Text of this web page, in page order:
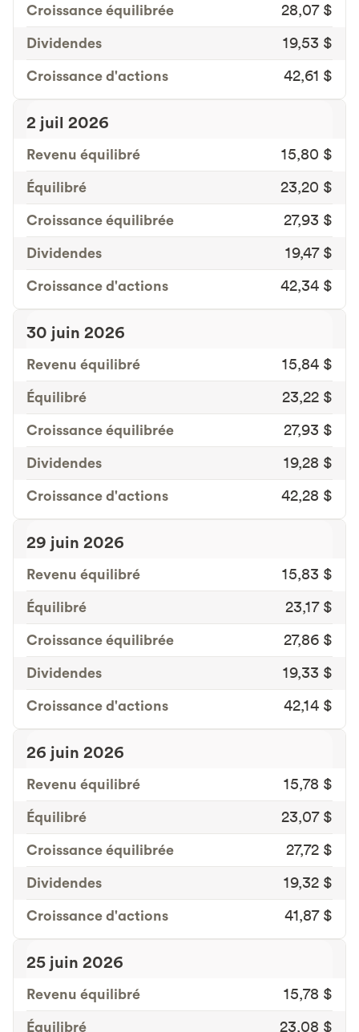
Croissance équilibrée
28,07 $
Dividendes
19,53 $
Croissance d'actions
42,61 $
2 juil 2026
Revenu équilibré
15,80 $
Équilibré
23,20 $
Croissance équilibrée
27,93 $
Dividendes
19,47 $
Croissance d'actions
42,34 $
30 juin 2026
Revenu équilibré
15,84 $
Équilibré
23,22 $
Croissance équilibrée
27,93 $
Dividendes
19,28 $
Croissance d'actions
42,28 $
29 juin 2026
Revenu équilibré
15,83 $
Équilibré
23,17 $
Croissance équilibrée
27,86 $
Dividendes
19,33 $
Croissance d'actions
42,14 $
26 juin 2026
Revenu équilibré
15,78 $
Équilibré
23,07 $
Croissance équilibrée
27,72 $
Dividendes
19,32 $
Croissance d'actions
41,87 $
25 juin 2026
Revenu équilibré
15,78 $
Équilibré
23,08 $